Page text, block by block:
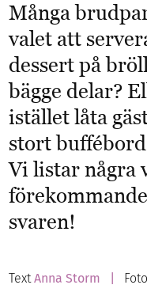
Många
valet att
dessert på
bägge delar?
istället låta
stort buffébord
Vi listar några
svaren!
TextAnna Storm |